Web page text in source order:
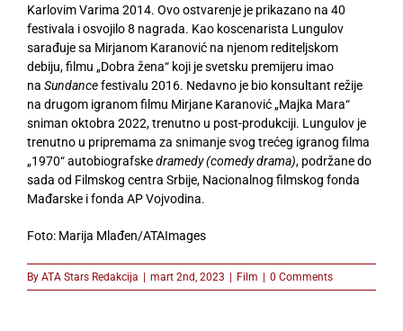
Karlovim Varima 2014. Ovo ostvarenje je prikazano na 40
festivala i osvojilo 8 nagrada. Kao koscenarista Lungulov
sarađuje sa Mirjanom Karanović na njenom rediteljskom
debiju, filmu „Dobra žena“ koji je svetsku premijeru imao
na Sundancefestivalu 2016. Nedavno je bio konsultant režije
na drugom igranom filmu Mirjane Karanović „Majka Mara“
sniman oktobra 2022, trenutno u post-produkciji. Lungulov je
trenutno u pripremama za snimanje svog trećeg igranog filma
„1970“ autobiografskedramedy (comedy drama), podržane do
sada od Filmskog centra Srbije, Nacionalnog filmskog fonda
Mađarske i fonda AP Vojvodina.
Foto: Marija Mlađen/ATAImages
By ATA Stars Redakcija mart 2nd, 2023 Film 0 Comments